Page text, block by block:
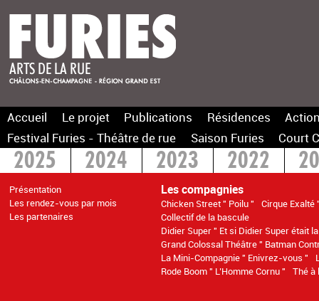
Accueil Le projet Publications Résidences
Festival Furies - Théâtre de rue
Saison Furies Court
2025 2024 2023 2022
2015
Présentation
Les rendez-vous par mois
Les partenaires
Les compagnies
Chicken Street " Poilu "
Cirque Exalté
Collectif de la bascule
Didier Super " Et si Didier Super était
Grand Colossal Théâtre " Batman
La Mini-Compagnie " Enivrez-vous "
Rode Boom " L’Homme Cornu "
Thé à